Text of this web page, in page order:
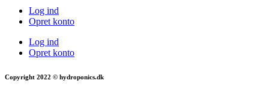
Log ind
Opret konto
Log ind
Opret konto
Copyright 2022 © hydroponics.dk